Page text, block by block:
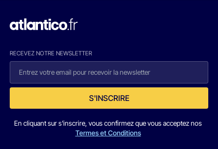
RECEVEZ NOTRE NEWSLETTER
S'INSCRIRE
En cliquant sur s'inscrire, vous confirmez que vous acceptez nos
Termes et Conditions